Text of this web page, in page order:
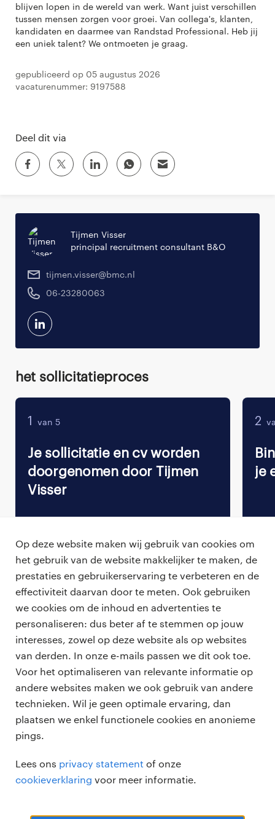
Op deze website maken wij gebruik van cookies om
het gebruik van de website makkelijker te maken, de
prestaties en gebruikerservaring te verbeteren en de
effectiviteit daarvan door te meten. Ook gebruiken
we cookies om de inhoud en advertenties te
personaliseren: dus beter af te stemmen op jouw
interesses, zowel op deze website als op websites
van derden. In onze e-mails passen we dit ook toe.
Voor het optimaliseren van relevante informatie op
andere websites maken we ook gebruik van andere
technieken. Wil je geen optimale ervaring, dan
plaatsen we enkel functionele cookies en anonieme
pings.
Lees ons privacy statement of onze
cookieverklaring voor meer informatie.
blijven lopen in de wereld van werk. Want juist verschillen
tussen mensen zorgen voor groei. Van collega's, klanten,
kandidaten en daarmee van Randstad Professional. Heb jij
een uniek talent? We ontmoeten je graag.
Gepubliceerd op 05 augustus 2026
Vacaturenummer: 9197588
Deel dit via
Tijmen Visser
principal recruitment consultant B&O
tijmen.visser@bmc.nl
06-23280063
Het sollicitatieproces
1 van 5
Je sollicitatie en cv worden
doorgenomen door Tijmen
Visser
2
je
Terug naar vacature overzicht
professionals
vacatures
zzp-opdrachten
careers for expats
voor opdrachtgevers
vacature plaatsen
over ons
werken bij Randstad
onze kantoren